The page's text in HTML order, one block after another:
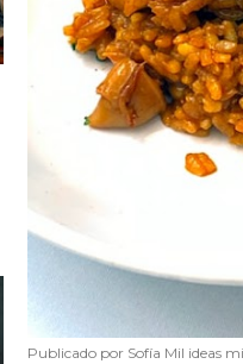
Publicado por Sofía Mil ideas